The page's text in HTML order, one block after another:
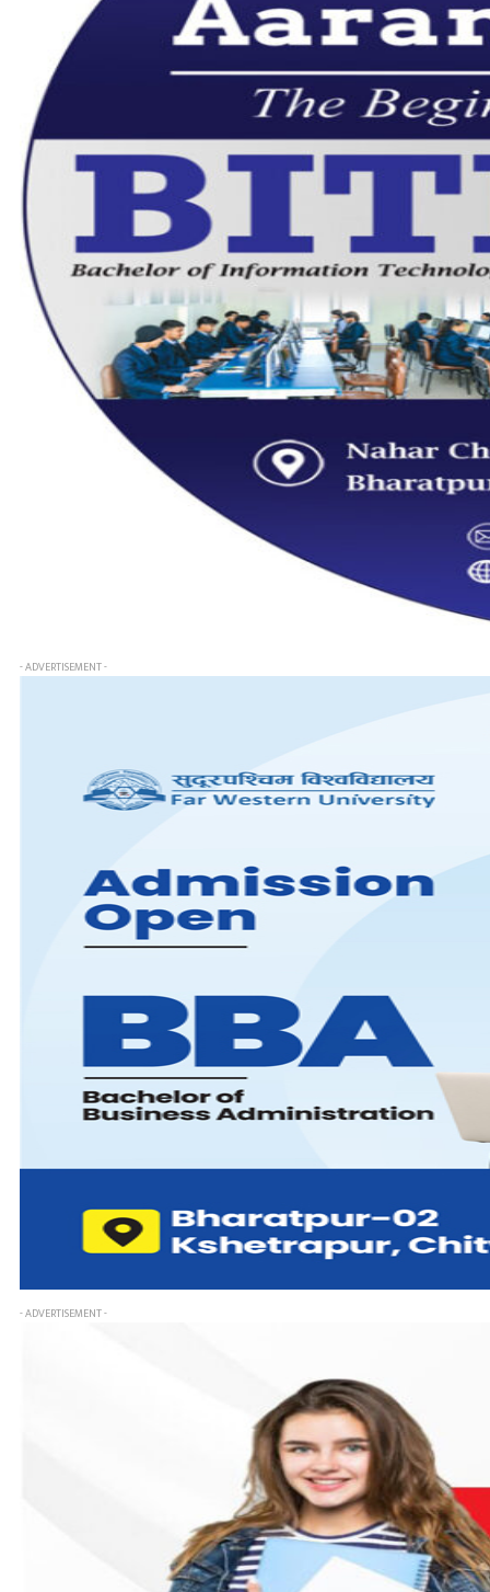
- ADVERTISEMENT -
- ADVERTISEMENT -